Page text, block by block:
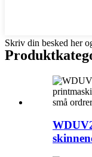
Skriv din besked her